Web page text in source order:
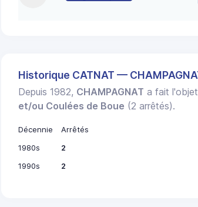
Historique CATNAT —
Depuis 1982, CHAMPAGNAT a fait
et/ou Coulées de Boue (2 arrêtés).
Décennie
Arrêtés
1980s
2
1990s
2